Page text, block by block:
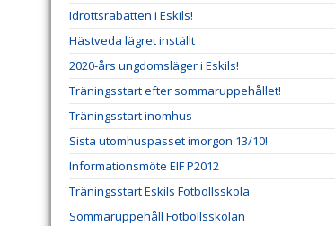
Idrottsrabatten i Eskils!
Hästveda lägret inställt
2020-års ungdomsläger i Eskils!
Träningsstart efter sommaruppehållet!
Träningsstart inomhus
Sista utomhuspasset imorgon 13/10!
Informationsmöte EIF P2012
Träningsstart Eskils Fotbollsskola
Sommaruppehåll Fotbollsskolan